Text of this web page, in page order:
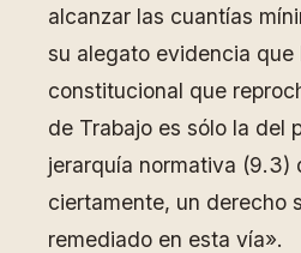
alcanzar las cuantías
su alegato evidencia que
constitucional que
de Trabajo es sólo la del
jerarquía normativa (9.3)
ciertamente, un derecho
remediado en esta vía».